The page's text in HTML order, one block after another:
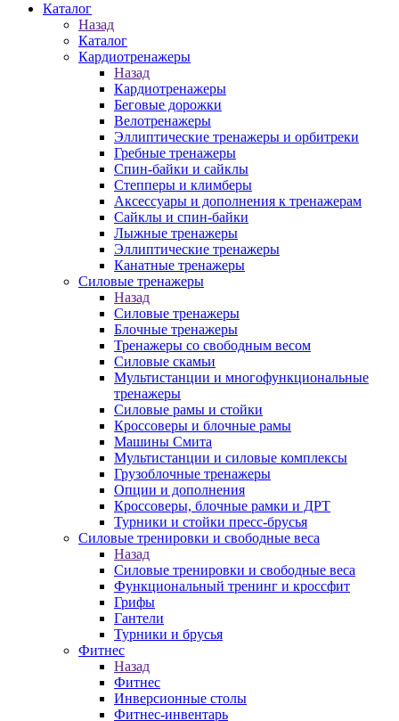
Каталог
Назад
Каталог
Кардиотренажеры
Назад
Кардиотренажеры
Беговые дорожки
Велотренажеры
Эллиптические тренажеры и орбитреки
Гребные тренажеры
Спин-байки и сайклы
Степперы и климберы
Аксессуары и дополнения к тренажерам
Сайклы и спин-байки
Лыжные тренажеры
Эллиптические тренажеры
Канатные тренажеры
Силовые тренажеры
Назад
Силовые тренажеры
Блочные тренажеры
Тренажеры со свободным весом
Силовые скамьи
Мультистанции и многофункциональные
тренажеры
Силовые рамы и стойки
Кроссоверы и блочные рамы
Машины Смита
Мультистанции и силовые комплексы
Грузоблочные тренажеры
Опции и дополнения
Кроссоверы, блочные рамки и ДРТ
Турники и стойки пресс-брусья
Силовые тренировки и свободные веса
Назад
Силовые тренировки и свободные веса
Функциональный тренинг и кроссфит
Грифы
Гантели
Турники и брусья
Фитнес
Назад
Фитнес
Инверсионные столы
Фитнес-инвентарь